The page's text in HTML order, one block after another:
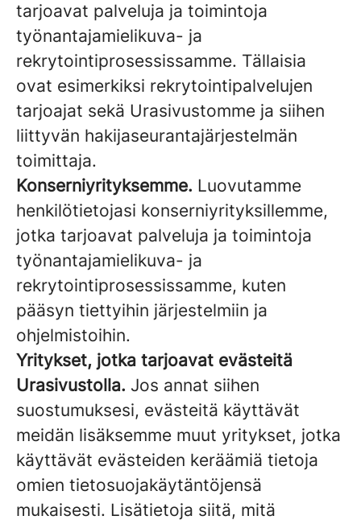
tarjoavat palveluja ja toimintoja
työnantajamielikuva- ja
rekrytointiprosessissamme. Tällaisia
ovat esimerkiksi rekrytointipalvelujen
tarjoajat sekä Urasivustomme ja siihen
liittyvän hakijaseurantajärjestelmän
toimittaja.
Konserniyrityksemme. Luovutamme
henkilötietojasi konserniyrityksillemme,
jotka tarjoavat palveluja ja toimintoja
työnantajamielikuva- ja
rekrytointiprosessissamme, kuten
pääsyn tiettyihin järjestelmiin ja
ohjelmistoihin.
Yritykset, jotka tarjoavat evästeitä
Urasivustolla. Jos annat siihen
suostumuksesi, evästeitä käyttävät
meidän lisäksemme muut yritykset, jotka
käyttävät evästeiden keräämiä tietoja
omien tietosuojakäytäntöjensä
mukaisesti. Lisätietoja siitä, mitä